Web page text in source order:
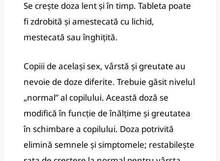
Se crește doza lent și în timp. Tableta poate
fi zdrobită și amestecată cu lichid,
mestecată sau înghițită.
Copiii de același sex, vârstă și greutate au
nevoie de doze diferite. Trebuie găsit nivelul
„normal” al copilului. Această doză se
modifică în funcție de înălțime și greutatea
în schimbare a copilului. Doza potrivită
elimină semnele și simptomele; restabilește